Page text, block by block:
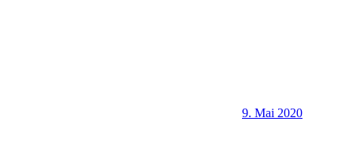
9. Mai 2020